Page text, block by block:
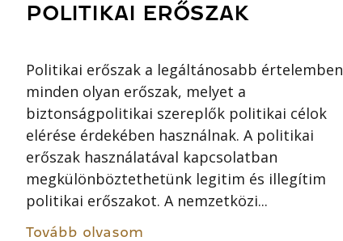
POLITIKAI ERŐSZAK
Politikai erőszak a legáltánosabb értelemben
minden olyan erőszak, melyet a
biztonságpolitikai szereplők politikai célok
elérése érdekében használnak. A politikai
erőszak használatával kapcsolatban
megkülönböztethetünk legitim és illegítim
politikai erőszakot. A nemzetközi...
Tovább olvasom